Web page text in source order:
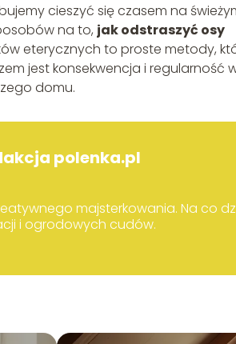
cieszyć się czasem na
na to, jak odstraszyć osy
eterycznych to proste metody,
jest konsekwencja i regularność
domu.
polenka.pl
majsterkowania. Na co
i ogrodowych cudów.